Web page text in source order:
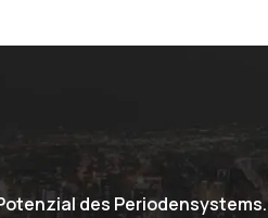
des Periodensystems.